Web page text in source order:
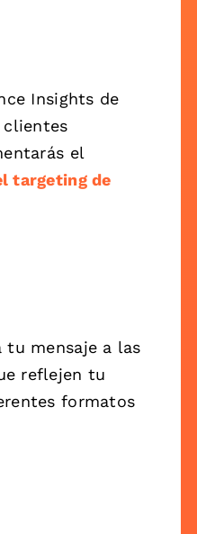
Insights de
clientes
el
targeting de
tu mensaje a las
reflejen tu
formatos